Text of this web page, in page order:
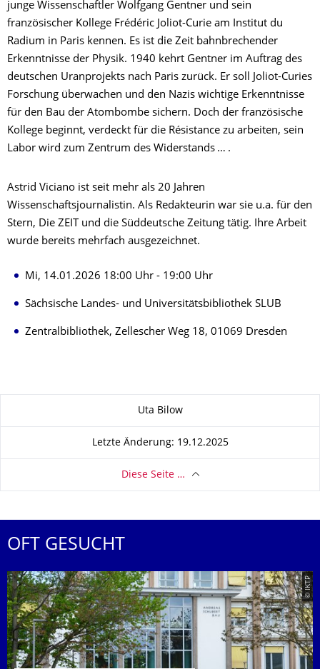
junge Wissenschaftler Wolfgang Gentner und sein
französischer Kollege Frédéric Joliot-Curie am Institut du
Radium in Paris kennen. Es ist die Zeit bahnbrechender
Erkenntnisse der Physik. 1940 kehrt Gentner im Auftrag des
deutschen Uranprojekts nach Paris zurück. Er soll Joliot-Curies
Forschung überwachen und den Nazis wichtige Erkenntnisse
für den Bau der Atombombe sichern. Doch der französische
Kollege beginnt, verdeckt für die Résistance zu arbeiten, sein
Labor wird zum Zentrum des Widerstands … .
Astrid Viciano ist seit mehr als 20 Jahren
Wissenschaftsjournalistin. Als Redakteurin war sie u.a. für den
Stern, Die ZEIT und die Süddeutsche Zeitung tätig. Ihre Arbeit
wurde bereits mehrfach ausgezeichnet.
Mi, 14.01.2026 18:00 Uhr - 19:00 Uhr
Sächsische Landes- und Universitätsbibliothek SLUB
Zentralbibliothek, Zellescher Weg 18, 01069 Dresden
Uta Bilow
Letzte Änderung: 19.12.2025
Diese Seite …
OFT GESUCHT
© IKTP